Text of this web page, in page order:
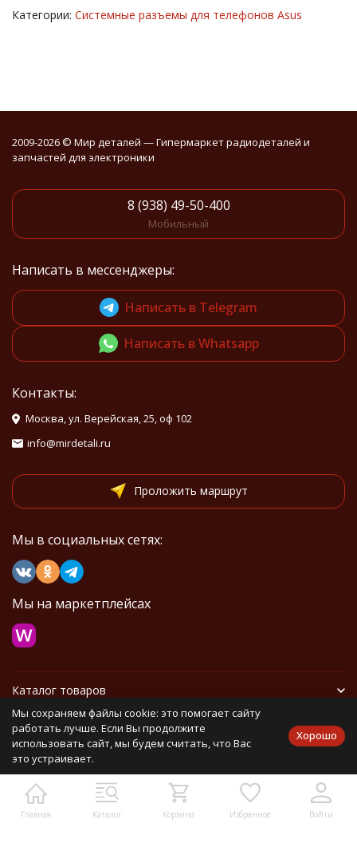
Категории: Системные разъемы для телефонов Asus
Главная Каталог Корзина Избранное Войти
2009-2026 © Мир деталей — Гипермаркет радиодеталей и
запчастей для электроники
8 (938) 49-50-400
Мобильный
Написать в мессенджеры:
Написать в Telegram
Написать в Whatsapp
Контакты:
Москва, ул. Верейская, 25, оф 102
info@mirdetali.ru
Проложить маршрут
Мы в социальных сетях:
Мы на маркетплейсах
Каталог товаров
Информация
Политика персональных данных Карта сайта
Мы сохраняем файлы cookie: это помогает сайту
работать лучше. Если Вы продолжите
использовать сайт, мы будем считать, что Вас
это устраивает.
Хорошо